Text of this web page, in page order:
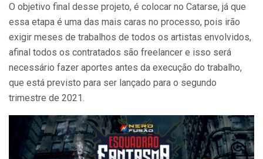
O objetivo final desse projeto, é colocar no Catarse, já que
essa etapa é uma das mais caras no processo, pois irão
exigir meses de trabalhos de todos os artistas envolvidos,
afinal todos os contratados são freelancer e isso será
necessário fazer aportes antes da execução do trabalho,
que está previsto para ser lançado para o segundo
trimestre de 2021.